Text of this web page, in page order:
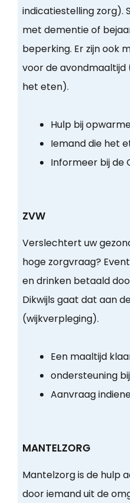
indicatiestelling zorg).
met dementie of
beperking. Er zijn ook
voor de avondmaaltijd
het eten).
Hulp bij
Iemand die het
Informeer bij de
ZVW
Verslechtert uw
hoge zorgvraag?
en drinken betaald
Dikwijls gaat dat aan
(wijkverpleging).
Een maaltijd
ondersteuning
Aanvraag
MANTELZORG
Mantelzorg is de hulp
door iemand uit de